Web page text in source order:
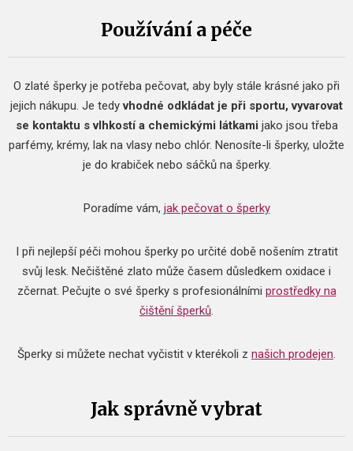
Používání a péče
O zlaté šperky je potřeba pečovat, aby byly stále krásné jako při
jejich nákupu. Je tedyvhodné odkládat je při sportu, vyvarovat
se kontaktu s vlhkostí a chemickými látkami jako jsou třeba
parfémy, krémy, lak na vlasy nebo chlór. Nenosíte-li šperky, uložte
je do krabiček nebo sáčků na šperky.
Poradíme vám, jak pečovat o šperky
I při nejlepší péči mohou šperky po určité době nošením ztratit
svůj lesk. Nečištěné zlato může časem důsledkem oxidace i
zčernat. Pečujte o své šperky s profesionálními prostředky na
čištění šperků.
Šperky si můžete nechat vyčistit v kterékoli z našich prodejen.
Jak správně vybrat